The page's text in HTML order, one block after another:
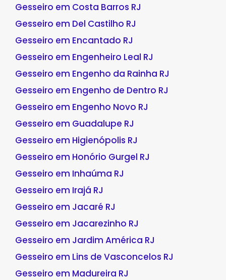
Gesseiro em Costa Barros RJ
Gesseiro em Del Castilho RJ
Gesseiro em Encantado RJ
Gesseiro em Engenheiro Leal RJ
Gesseiro em Engenho da Rainha RJ
Gesseiro em Engenho de Dentro RJ
Gesseiro em Engenho Novo RJ
Gesseiro em Guadalupe RJ
Gesseiro em Higienópolis RJ
Gesseiro em Honório Gurgel RJ
Gesseiro em Inhaúma RJ
Gesseiro em Irajá RJ
Gesseiro em Jacaré RJ
Gesseiro em Jacarezinho RJ
Gesseiro em Jardim América RJ
Gesseiro em Lins de Vasconcelos RJ
Gesseiro em Madureira RJ